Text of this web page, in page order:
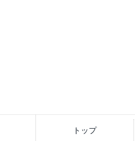
トップ